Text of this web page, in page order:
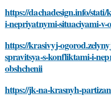
https://dachadesign.info/
i-nepriyatnymi-situaciyami-v-
https://krasivyj-
spravitsya-s-konfliktami-i-
obshchenii
https://jk-na-krasnyh-